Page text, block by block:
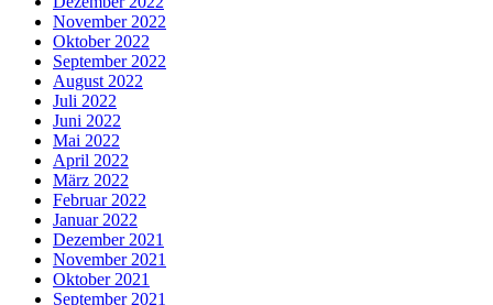
November 2022
Oktober 2022
September 2022
August 2022
Juli 2022
Juni 2022
Mai 2022
April 2022
März 2022
Februar 2022
Januar 2022
Dezember 2021
November 2021
Oktober 2021
September 2021